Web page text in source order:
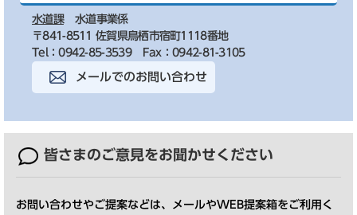
水道課
水道事業係
〒841-8511 佐賀県鳥栖市宿町1118番地
Tel：0942-85-3539
Fax：0942-81-3105
メールでのお問い合わせ
皆さまのご意見をお聞かせください
お問い合わせやご提案などは、メールやWEB提案箱をご利用く